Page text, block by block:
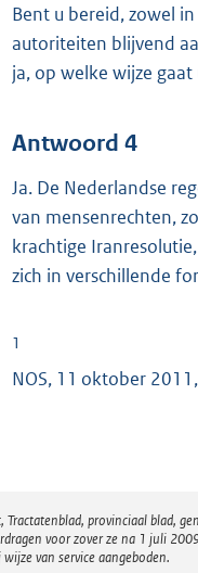
Bent u bereid, zowel
autoriteiten blijvend
ja, op welke wijze
Antwoord 4
Ja. De Nederlandse
van mensenrechten,
krachtige
zich in verschillende
1
NOS, 11 oktober
provinciaal blad,
voor zover ze na 1 juli
van service aangeboden.